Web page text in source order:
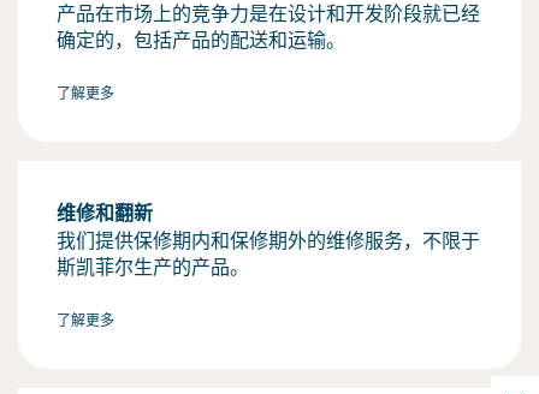
产品在市场上的竞争力是在设计和开发阶段就已经
确定的，包括产品的配送和运输。
了解更多
维修和翻新
我们提供保修期内和保修期外的维修服务，不限于
斯凯菲尔生产的产品。
了解更多